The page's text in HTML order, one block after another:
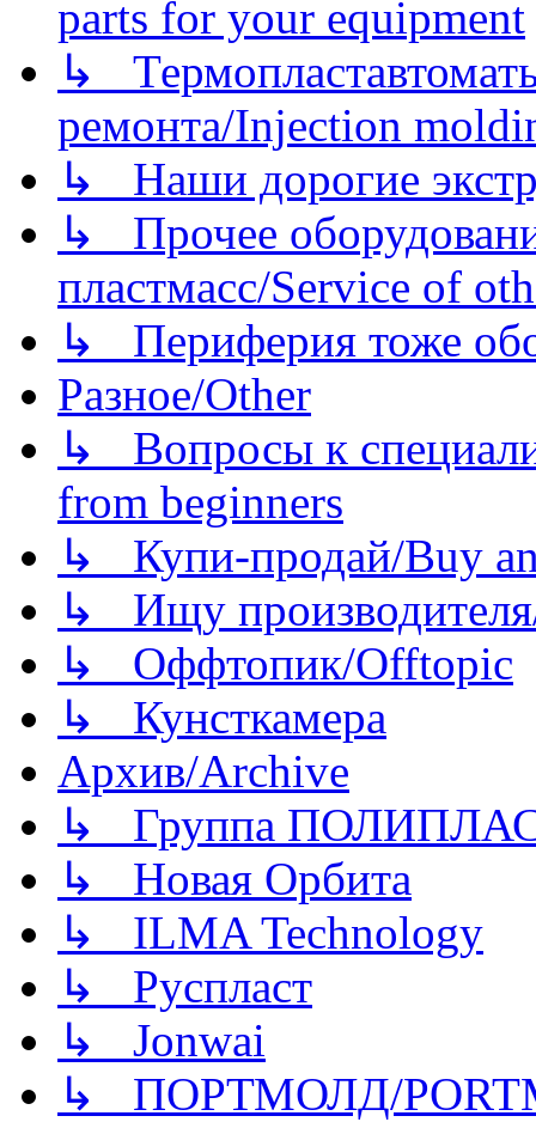
parts for your equipment
↳
ремонта/Injection
↳ Наши дорогие
↳ Прочее
пластмасс/Service of
↳ Периферия тоже
Разное/Other
↳ Вопросы к
from beginners
↳ Купи-продай/Buy
↳ Ищу
↳ Оффтопик/Offtopic
↳ Кунсткамера
Архив/Archive
↳ Группа
↳ Новая Орбита
↳ ILMA Technology
↳ Руспласт
↳ Jonwai
↳ ПОРТМОЛД/